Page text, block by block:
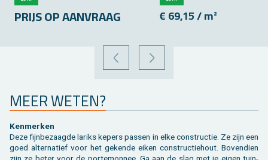
PRIJS OP AAN­VRAAG € 69,15 / m²
VORIGE VOLGENDE
MEER WETEN?
Ken­mer­ken
Deze fijn­be­zaag­de la­riks ke­pers pas­sen in elke con­struc­tie. Ze zijn een
goed al­ter­na­tief voor het ge­ken­de eiken con­struc­tie­hout. Bo­ven­dien